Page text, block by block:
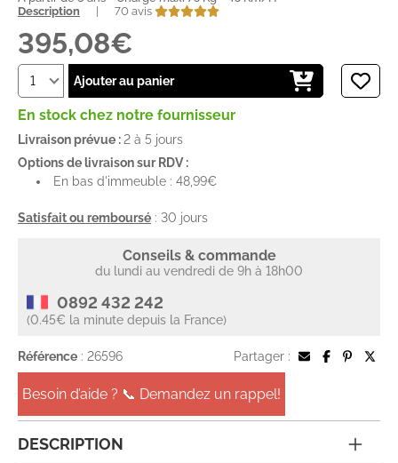
Description
70 avis
395,08€
Ajouter au panier
En stock chez notre fournisseur
Livraison prévue :2 à 5 jours
Options de livraison sur RDV :
En bas d'immeuble : 48,99€
Satisfait ou remboursé : 30 jours
Conseils & commande
du lundi au vendredi de 9h à 18h00
0892 432 242
(0.45€ la minute depuis la France)
Référence : 26596 Partager :
Besoin d’aide ? 📞 Demandez un rappel!
DESCRIPTION